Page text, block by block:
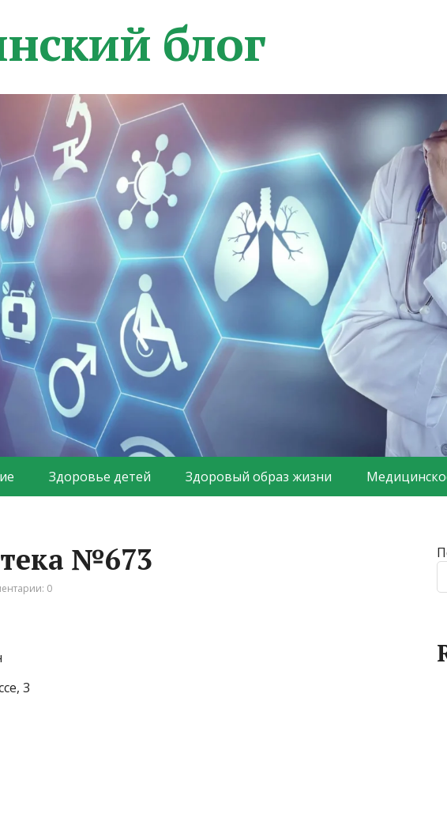
блог
Здоровье детей Здоровый образ жизни
№673
0
3